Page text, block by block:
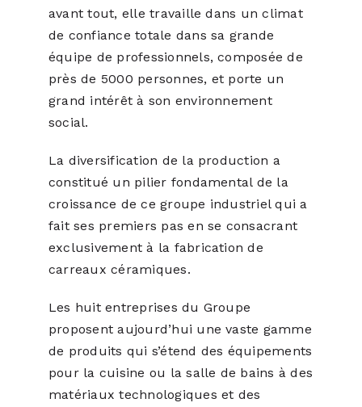
avant tout, elle travaille dans un climat
de confiance totale dans sa grande
équipe de professionnels, composée de
près de 5000 personnes, et porte un
grand intérêt à son environnement
social.
La diversification de la production a
constitué un pilier fondamental de la
croissance de ce groupe industriel qui a
fait ses premiers pas en se consacrant
exclusivement à la fabrication de
carreaux céramiques.
Les huit entreprises du Groupe
proposent aujourd’hui une vaste gamme
de produits qui s’étend des équipements
pour la cuisine ou la salle de bains à des
matériaux technologiques et des